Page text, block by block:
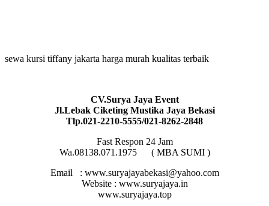
sewa kursi tiffany jakarta harga murah kualitas terbaik
CV.Surya Jaya Event
Jl.Lebak Ciketing Mustika Jaya Bekasi
Tlp.021-2210-5555/021-8262-2848
Fast Respon 24 Jam
Wa.08138.071.1975 ( MBA SUMI )
Email : www.suryajayabekasi@yahoo.com
Website : www.suryajaya.in
www.suryajaya.top